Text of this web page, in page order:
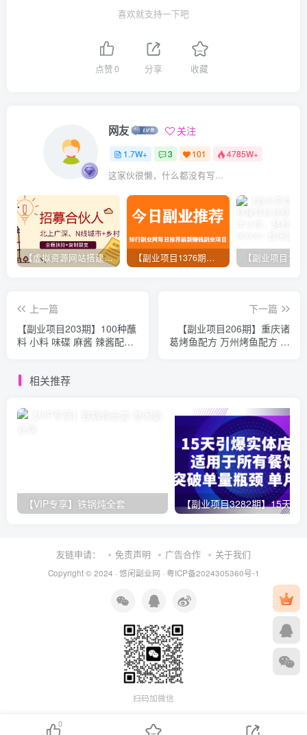
喜欢就支持一下吧
点赞0 分享 收藏
网友 关注
1.7W+ 3 101 4785W+
这家伙很懒，什么都没有写...
【虚拟资源网站搭建服务】加盟本站系统，做一个和本站一样的独立网站，躺赚的项目 【副业项目1376期】龟课最新闲鱼项目玩法实战教程_全新升级月收益几千到几万
上一篇
【副业项目203期】100种蘸
料 小料 味碟 麻酱 辣酱配方
下一篇
【副业项目206期】重庆诸
葛烤鱼配方 万州烤鱼配方 重
相关推荐
【VIP专享】铁锅炖全套
友链申请： 免责声明 广告合作 关于我们
Copyright © 2024 · 悠闲副业网 · 粤ICP备2024305360号-1
扫码加微信
0